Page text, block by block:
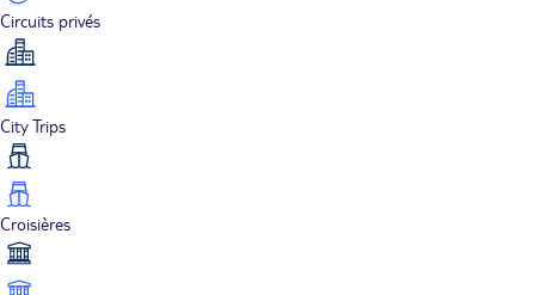
Circuits privés
City Trips
Croisières